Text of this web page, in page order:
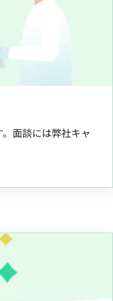
面談には弊社キャ